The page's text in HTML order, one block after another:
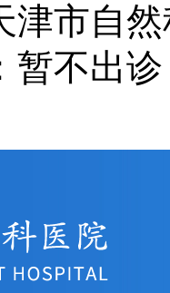
津市自
不出诊